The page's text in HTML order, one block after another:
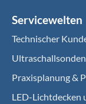
Servicewelten
Technischer
Praxisplanung &
LED-Lichtdecken